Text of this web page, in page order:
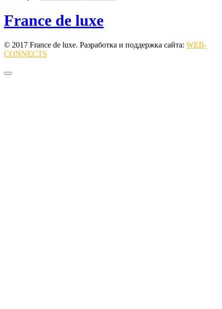
France de luxe
© 2017 France de luxe. Разработка и поддержка сайта: WEB-
CONNECTS